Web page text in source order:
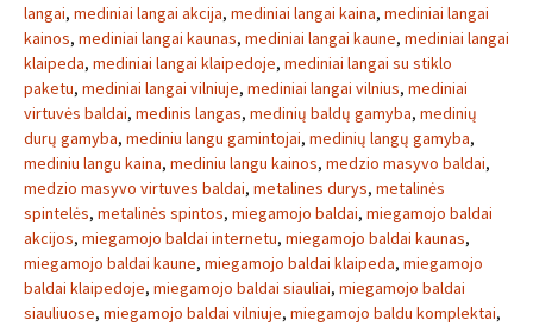
langai, mediniai langai akcija, mediniai langai kaina, mediniai langai
kainos, mediniai langai kaunas, mediniai langai kaune, mediniai langai
klaipeda, mediniai langai klaipedoje, mediniai langai su stiklo
paketu, mediniai langai vilniuje, mediniai langai vilnius, mediniai
virtuvės baldai, medinis langas, medinių baldų gamyba, medinių
durų gamyba, mediniu langu gamintojai, medinių langų gamyba,
mediniu langu kaina, mediniu langu kainos, medzio masyvo baldai,
medzio masyvo virtuves baldai, metalines durys, metalinės
spintelės, metalinės spintos, miegamojo baldai, miegamojo baldai
akcijos, miegamojo baldai internetu, miegamojo baldai kaunas,
miegamojo baldai kaune, miegamojo baldai klaipeda, miegamojo
baldai klaipedoje, miegamojo baldai siauliai, miegamojo baldai
siauliuose, miegamojo baldai vilniuje, miegamojo baldu komplektai,